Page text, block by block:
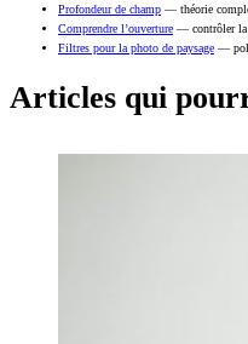
Profondeur de champ — théorie
Comprendre l’ouverture — contrôler la
Filtres pour la photo de paysage —
Articles qui